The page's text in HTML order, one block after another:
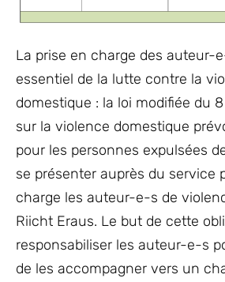
La prise en charge des auteur-
essentiel de la lutte contre la
domestique : la loi modifiée du
sur la violence domestique
pour les personnes expulsées
se présenter auprès du service
charge les auteur-e-s de
Riicht Eraus. Le but de cette
responsabiliser les auteur-e-s
de les accompagner vers un